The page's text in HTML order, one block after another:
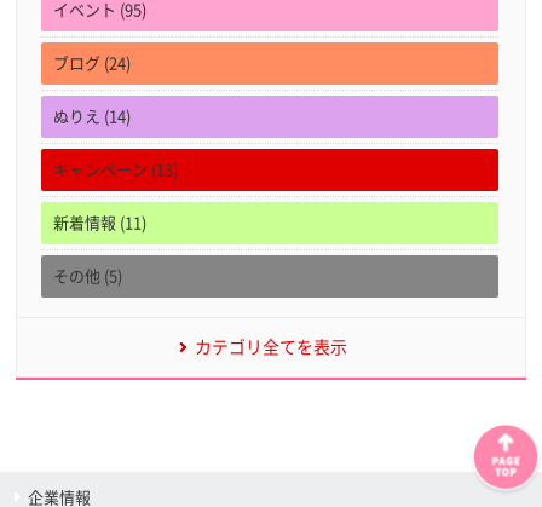
イベント (95)
ブログ (24)
ぬりえ (14)
キャンペーン (13)
新着情報 (11)
その他 (5)
カテゴリ全てを表示
企業情報